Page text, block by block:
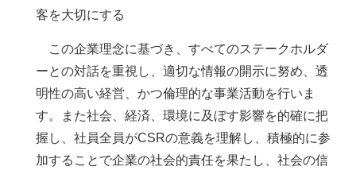
客を大切にする
この企業理念に基づき、すべてのステークホルダ
ーとの対話を重視し、適切な情報の開示に努め、透
明性の高い経営、かつ倫理的な事業活動を行いま
す。また社会、経済、環境に及ぼす影響を的確に把
握し、社員全員がCSRの意義を理解し、積極的に参
加することで企業の社会的責任を果たし、社会の信